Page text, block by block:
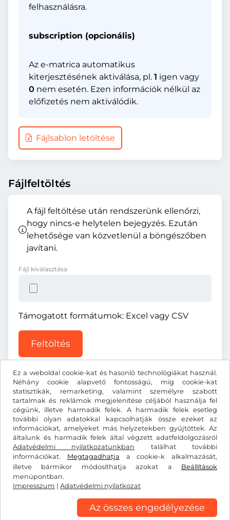
Ez a weboldal cookie-kat és hasonló technológiákat használ.
Néhány cookie alapvető fontosságú, míg cookie-kat
statisztikák, remarketing, valamint személyre szabott
tartalmak és reklámok megjelenítése céljából használja fel
cégünk, illetve harmadik felek. A harmadik felek esetleg
további olyan adatokkal kapcsolhatják össze ezeket az
információkat, amelyeket más helyzetekben gyűjtöttek. Az
általunk és harmadik felek által végzett adatfeldolgozásról
Adatvédelmi nyilatkozatunkban találhat további
információkat. Megtagadhatja a cookie-k alkalmazását,
illetve bármikor módosíthatja azokat a Beállítások
menüpontban.
Impresszum | Adatvédelmi nyilatkozat
Az összes engedélyezése
felhasználásra.
subscription (opcionális)
Az e-matrica automatikus
kiterjesztésének aktiválása, pl. 1 igen vagy
0 nem esetén. Ezen információk nélkül az
előfizetés nem aktiválódik.
Fájlsablon letöltése
Fájlfeltöltés
A fájl feltöltése után rendszerünk ellenőrzi,
hogy nincs-e helytelen bejegyzés. Ezután
lehetősége van közvetlenül a böngészőben
javítani.
Fájl kiválasztása
Támogatott formátumok: Excel vagy CSV
Feltöltés
ZłPLN
Facebook Instagram
Általános szerződési feltételek/elállási jog
Adatvédelmi nyilatkozat
Cookie-beállítások